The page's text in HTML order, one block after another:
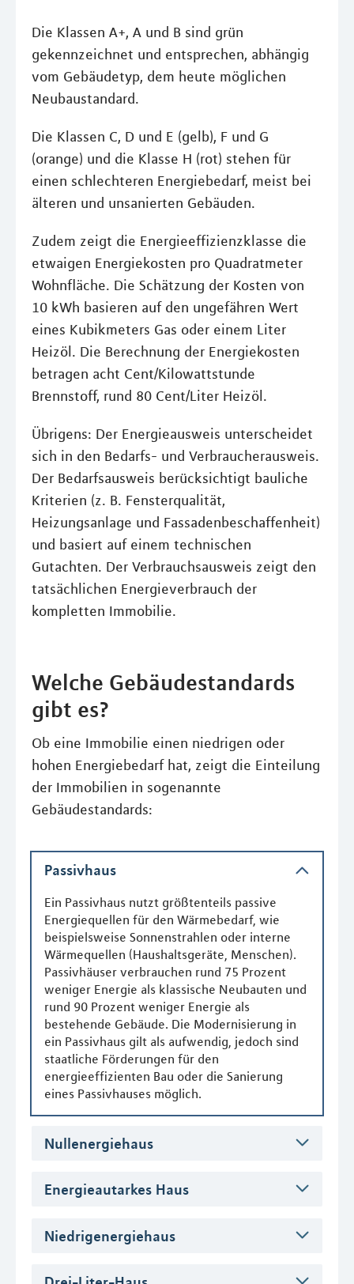
Die Klassen A+, A und B sind grün
gekennzeichnet und entsprechen, abhängig
vom Gebäudetyp, dem heute möglichen
Neubaustandard.
Die Klassen C, D und E (gelb), F und G
(orange) und die Klasse H (rot) stehen für
einen schlechteren Energiebedarf, meist bei
älteren und unsanierten Gebäuden.
Zudem zeigt die Energieeffizienzklasse die
etwaigen Energiekosten pro Quadratmeter
Wohnfläche. Die Schätzung der Kosten von
10 kWh basieren auf den ungefähren Wert
eines Kubikmeters Gas oder einem Liter
Heizöl. Die Berechnung der Energiekosten
betragen acht Cent/Kilowattstunde
Brennstoff, rund 80 Cent/Liter Heizöl.
Übrigens: Der Energieausweis unterscheidet
sich in den Bedarfs- und Verbraucherausweis.
Der Bedarfsausweis berücksichtigt bauliche
Kriterien (z. B. Fensterqualität,
Heizungsanlage und Fassadenbeschaffenheit)
und basiert auf einem technischen
Gutachten. Der Verbrauchsausweis zeigt den
tatsächlichen Energieverbrauch der
kompletten Immobilie.
Welche Gebäudestandards
gibt es?
Ob eine Immobilie einen niedrigen oder
hohen Energiebedarf hat, zeigt die Einteilung
der Immobilien in sogenannte
Gebäudestandards:
Passivhaus
Ein Passivhaus nutzt größtenteils passive
Energiequellen für den Wärmebedarf, wie
beispielsweise Sonnenstrahlen oder interne
Wärmequellen (Haushaltsgeräte, Menschen).
Passivhäuser verbrauchen rund 75 Prozent
weniger Energie als klassische Neubauten und
rund 90 Prozent weniger Energie als
bestehende Gebäude. Die Modernisierung in
ein Passivhaus gilt als aufwendig, jedoch sind
staatliche Förderungen für den
energieeffizienten Bau oder die Sanierung
eines Passivhauses möglich.
Nullenergiehaus
Energieautarkes Haus
Niedrigenergiehaus